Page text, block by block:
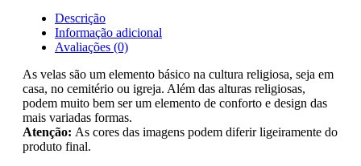
Dourada/Prata
Descrição
Informação adicional
Avaliações (0)
As velas são um elemento básico na cultura religiosa, seja em
casa, no cemitério ou igreja. Além das alturas religiosas,
podem muito bem ser um elemento de conforto e design das
mais variadas formas.
Atenção: As cores das imagens podem diferir ligeiramente do
produto final.